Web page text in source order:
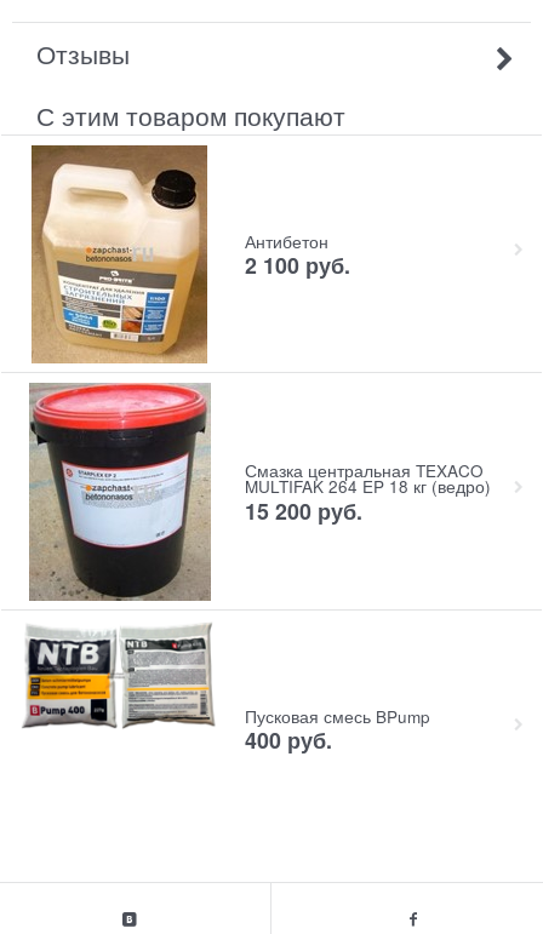
Отзывы
С этим товаром покупают
Антибетон
2 100 руб.
Смазка центральная TEXACO
MULTIFAK 264 EP 18 кг (ведро)
15 200 руб.
Пусковая смесь BPump
400 руб.